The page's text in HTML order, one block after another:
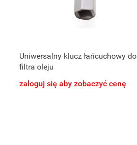
Uniwersalny klucz łańcuchowy do
filtra oleju
zaloguj się aby zobaczyć cenę